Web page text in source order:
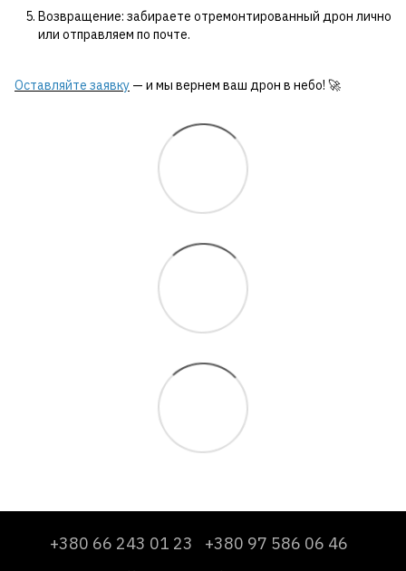
Возвращение: забираете отремонтированный дрон лично
или отправляем по почте.
Оставляйте заявку — и мы вернем ваш дрон в небо! 🚀
+380 66 243 01 23 +380 97 586 06 46